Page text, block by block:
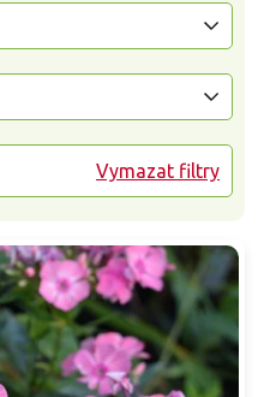
Vymazat filtry